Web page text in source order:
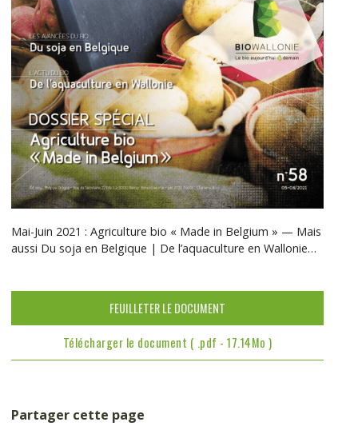
Mai-Juin 2021 : Agriculture bio « Made in Belgium » — Mais
aussi Du soja en Belgique | De l’aquaculture en Wallonie…
FEUILLETER LE DOCUMENT
Télécharger le document ( .pdf - 17.14Mo )
Partager cette page